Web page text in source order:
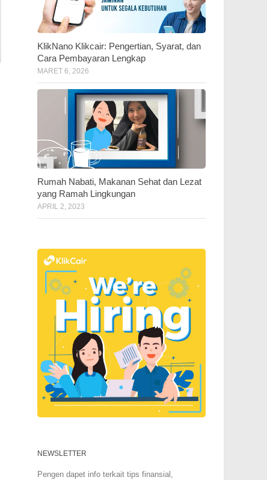
KlikNano Klikcair: Pengertian, Syarat, dan
Cara Pembayaran Lengkap
MARET 6, 2026
Rumah Nabati, Makanan Sehat dan Lezat
yang Ramah Lingkungan
APRIL 2, 2023
NEWSLETTER
Pengen dapet info terkait tips finansial,